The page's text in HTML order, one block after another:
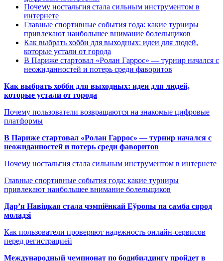
Почему ностальгия стала сильным инструментом в
интернете
Главные спортивные события года: какие турниры
привлекают наибольшее внимание болельщиков
Как выбрать хобби для выходных: идеи для людей,
которые устали от города
В Париже стартовал «Ролан Гаррос» — турнир начался с
неожиданностей и потерь среди фаворитов
Как выбрать хобби для выходных: идеи для людей,
которые устали от города
Почему пользователи возвращаются на знакомые цифровые
платформы
В Париже стартовал «Ролан Гаррос» — турнир начался с
неожиданностей и потерь среди фаворитов
Почему ностальгия стала сильным инструментом в интернете
Главные спортивные события года: какие турниры
привлекают наибольшее внимание болельщиков
Дар’я Навіцкая стала чэмпіёнкай Еўропы па самба сярод
моладзі
Как пользователи проверяют надежность онлайн-сервисов
перед регистрацией
Международный чемпионат по бодибилдингу пройдет в